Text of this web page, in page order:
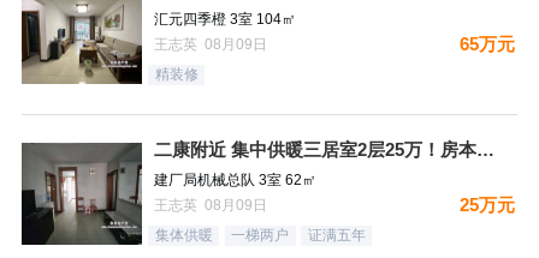
汇元四季橙 3室 104㎡
王志英 08月09日
65万元
精装修
二康附近 集中供暖三居室2层25万！房本满五过户费少！
建厂局机械总队 3室 62㎡
王志英 08月09日
25万元
集体供暖 一梯两户 证满五年